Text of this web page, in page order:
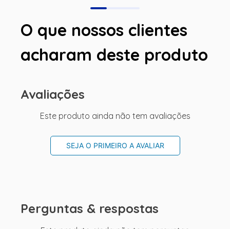
O que nossos clientes
acharam deste produto
Avaliações
Este produto ainda não tem avaliações
SEJA O PRIMEIRO A AVALIAR
Perguntas & respostas